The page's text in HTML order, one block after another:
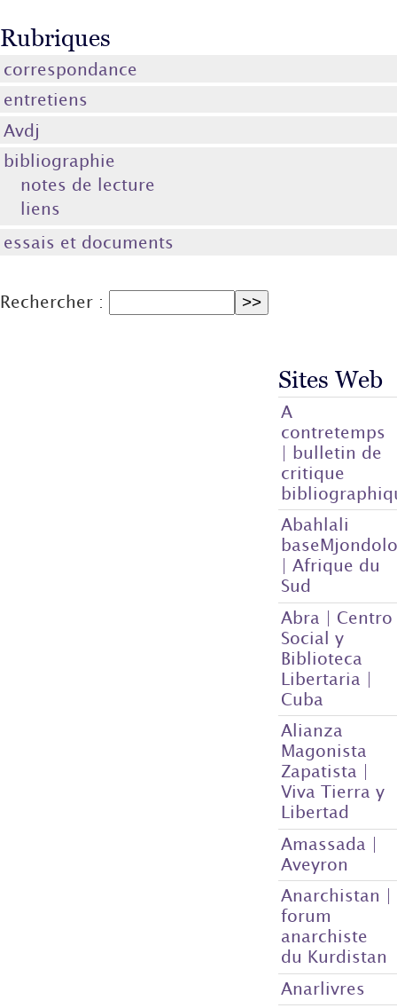
Rubriques
correspondance
entretiens
Avdj
bibliographie
notes de lecture
liens
essais et documents
Rechercher :
Sites Web
A
contretemps
| bulletin de
critique
Abahlali
| Afrique du
Sud
Abra | Centro
Social y
Biblioteca
Libertaria |
Cuba
Alianza
Magonista
Zapatista |
Viva Tierra y
Libertad
Amassada |
Aveyron
Anarchistan |
forum
anarchiste
du Kurdistan
Anarlivres